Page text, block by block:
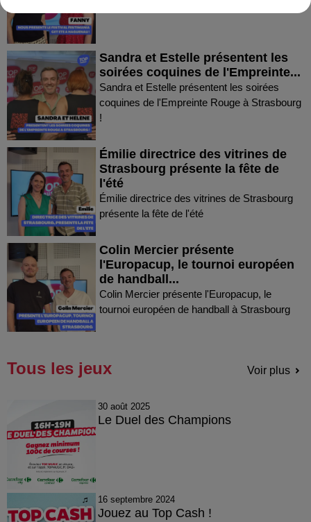
Sandra et Estelle présentent les
soirées coquines de l'Empreinte...
Sandra et Estelle présentent les soirées
coquines de l'Empreinte Rouge à Strasbourg
!
Émilie directrice des vitrines de
Strasbourg présente la fête de
l'été
Émilie directrice des vitrines de Strasbourg
présente la fête de l'été
Colin Mercier présente
l'Europacup, le tournoi européen
de handball...
Colin Mercier présente l'Europacup, le
tournoi européen de handball à Strasbourg
Tous les jeux Voir plus
30 août 2025
Le Duel des Champions
16 septembre 2024
Jouez au Top Cash !